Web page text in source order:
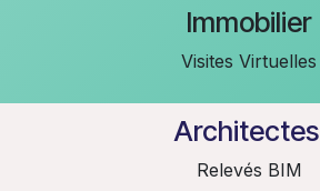
Immobilier
Visites Virtuelles
Architectes
Relevés BIM